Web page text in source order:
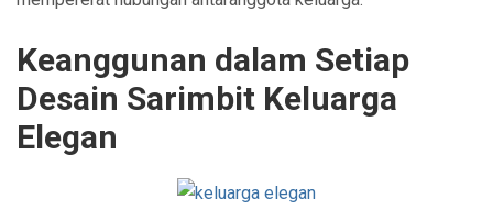
Keanggunan dalam Setiap
Desain Sarimbit Keluarga
Elegan